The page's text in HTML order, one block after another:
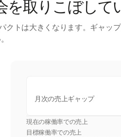
取りこぼして
トは大きくなります。ギャッ
月次の売上ギャップ
現在の稼働率での売上
目標稼働率での売上